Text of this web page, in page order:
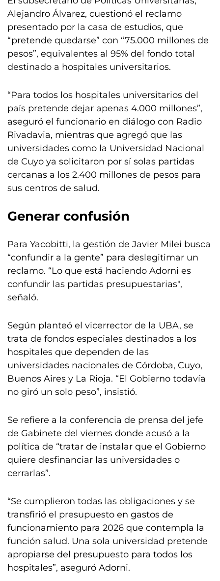
Alejandro Álvarez, cuestionó el reclamo
presentado por la casa de estudios, que
“pretende quedarse” con “75.000 millones de
pesos”, equivalentes al 95% del fondo total
destinado a hospitales universitarios.
“Para todos los hospitales universitarios del
país pretende dejar apenas 4.000 millones”,
aseguró el funcionario en diálogo con Radio
Rivadavia, mientras que agregó que las
universidades como la Universidad Nacional
de Cuyo ya solicitaron por sí solas partidas
cercanas a los 2.400 millones de pesos para
sus centros de salud.
Generar confusión
Para Yacobitti, la gestión de Javier Milei busca
“confundir a la gente” para deslegitimar un
reclamo. “Lo que está haciendo Adorni es
confundir las partidas presupuestarias",
señaló.
Según planteó el vicerrector de la UBA, se
trata de fondos especiales destinados a los
hospitales que dependen de las
universidades nacionales de Córdoba, Cuyo,
Buenos Aires y La Rioja. “El Gobierno todavía
no giró un solo peso”, insistió.
Se refiere a la conferencia de prensa del jefe
de Gabinete del viernes donde acusó a la
política de “tratar de instalar que el Gobierno
quiere desfinanciar las universidades o
cerrarlas”.
“Se cumplieron todas las obligaciones y se
transfirió el presupuesto en gastos de
funcionamiento para 2026 que contempla la
función salud. Una sola universidad pretende
apropiarse del presupuesto para todos los
hospitales”, aseguró Adorni.